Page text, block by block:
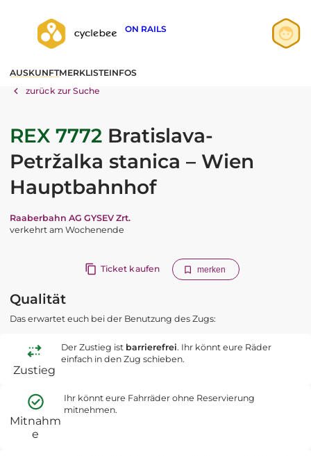
ON RAILS
AUSKUNFTMERKLISTEINFOS
zurück zur Suche
REX 7772 Bratislava-
Petržalka stanica – Wien
Hauptbahnhof
Raaberbahn AG GYSEV Zrt.
verkehrt am Wochenende
Ticket kaufen merken
Qualität
Das erwartet euch bei der Benutzung des Zugs:
Zustieg
Der Zustieg ist barrierefrei. Ihr könnt eure Räder
einfach in den Zug schieben.
Mitnahm
e
Ihr könnt eure Fahrräder ohne Reservierung
mitnehmen.